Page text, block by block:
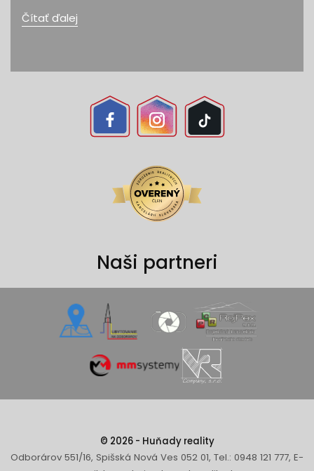
Čítať ďalej
Naši partneri
© 2026 - Huňady reality
Odborárov 551/16, Spišská Nová Ves 052 01, Tel.: 0948 121 777, E-